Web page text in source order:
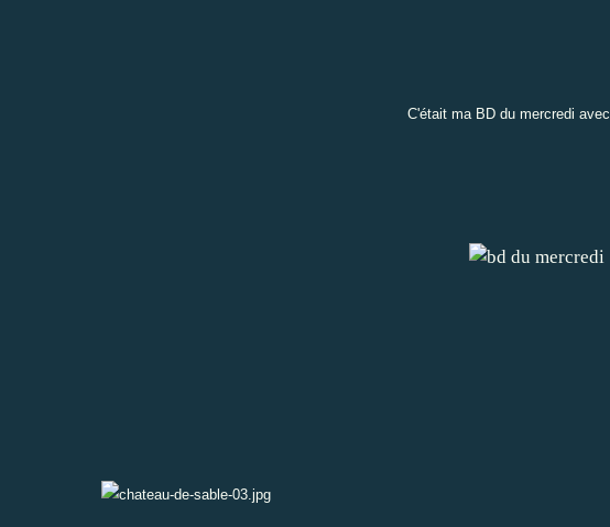
C'était ma BD du mercredi avec